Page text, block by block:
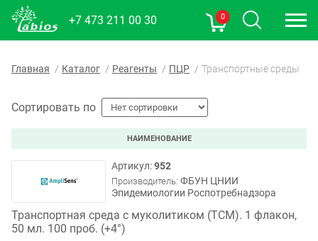
+7 473 211 00 30 0
Главная Каталог Реагенты ПЦР Транспортные среды
Сортировать по
НАИМЕНОВАНИЕ
952
Производитель:ФБУН ЦНИИ
Эпидемиологии Роспотребнадзора
Транспортная среда с муколитиком (ТСМ). 1 флакон,
50 мл. 100 проб. (+4°)